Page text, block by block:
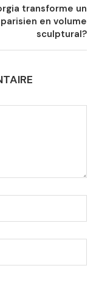
transforme un
en volume
sculptural?